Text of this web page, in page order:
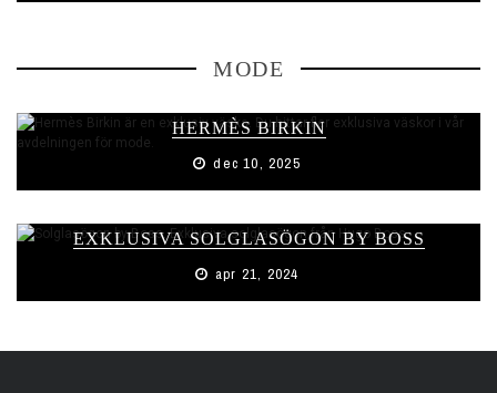
MODE
HERMÈS BIRKIN
dec 10, 2025
EXKLUSIVA SOLGLASÖGON BY BOSS
apr 21, 2024